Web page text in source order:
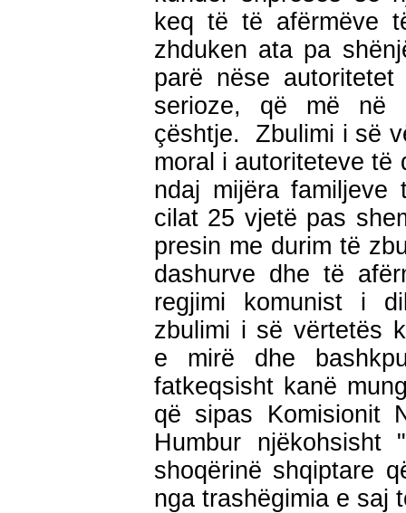
keq të të afërmëve
zhduken ata pa
parë nëse
serioze, që më në
çështje. Zbulimi i së
moral i autoriteteve të
ndaj mijëra familjeve
cilat 25 vjetë pas
presin me durim të
dashurve dhe të
regjimi komunist i
zbulimi i së vërtetës
e mirë dhe
fatkeqsisht kanë
që sipas Komisionit
Humbur
shoqërinë shqiptare
nga trashëgimia e saj